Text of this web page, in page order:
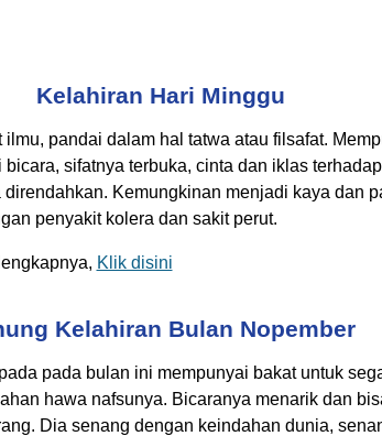
Kelahiran Hari Minggu
ilmu, pandai dalam hal tatwa atau filsafat.
sifatnya terbuka, cinta dan iklas
Kemungkinan menjadi kaya dan
penyakit kolera dan sakit perut.
Klik disini
Kelahiran Bulan Nopember
pada bulan ini mempunyai bakat untuk
hawa nafsunya. Bicaranya menarik dan
Dia senang dengan keindahan dunia,